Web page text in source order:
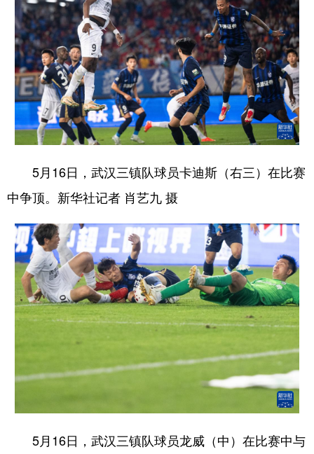
5月16日，武汉三镇队球员卡迪斯（右三）在比赛
中争顶。新华社记者 肖艺九 摄
5月16日，武汉三镇队球员龙威（中）在比赛中与